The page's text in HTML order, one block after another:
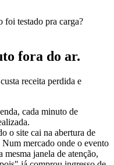
foi testado pra carga?
fora do ar.
receita perdida e
cada minuto de
o site cai na abertura de
mercado onde o evento
mesma janela de atenção,